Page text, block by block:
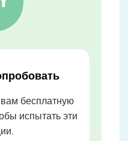
бесплатную
испытать эти